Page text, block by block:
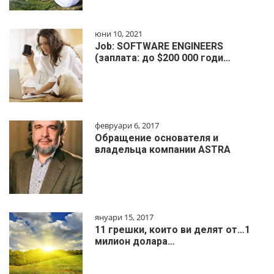
юни 10, 2021
Job: SOFTWARE ENGINEERS
(заплата: до $200 000 годи…
февруари 6, 2017
Обращение основателя и
владельца компании ASTRA
януари 15, 2017
11 грешки, които ви делят от…1
милиoн дoлapa…